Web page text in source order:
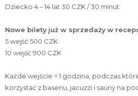
English
Dziecko 4 – 14 lat 30 CZK / 30 minut
Nowe bilety już w sprzedaży w
5 wejść 500 CZK
10 wejść 900 CZK
Każde wejście = 1 godzina, podczas
korzystać z basenu, jacuzzi i sauny na